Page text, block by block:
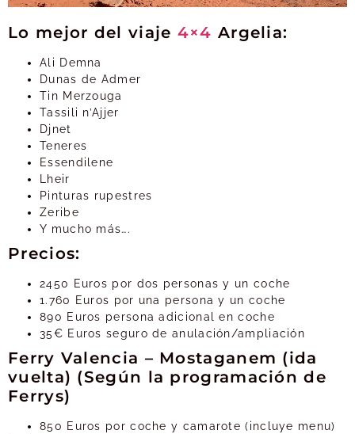
Lo mejor del viaje 4×4 Argelia:
Ali Demna
Dunas de Admer
Tin Merzouga
Tassili n’Ajjer
Djnet
Teneres
Essendilene
Lheir
Pinturas rupestres
Zeribe
Y mucho más….
Precios:
2450 Euros por dos personas y un coche
1.760 Euros por una persona y un coche
890 Euros persona adicional en coche
35€ Euros seguro de anulación/ampliación
Ferry Valencia – Mostaganem (ida
vuelta) (Según la programación de
Ferrys)
850 Euros por coche y camarote (incluye menu)